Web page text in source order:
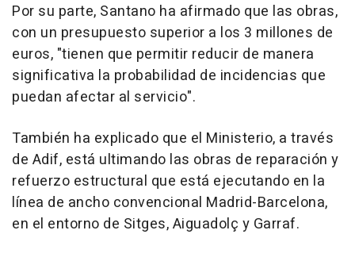
Por su parte, Santano ha afirmado que las obras,
con un presupuesto superior a los 3 millones de
euros, "tienen que permitir reducir de manera
significativa la probabilidad de incidencias que
puedan afectar al servicio".
También ha explicado que el Ministerio, a través
de Adif, está ultimando las obras de reparación y
refuerzo estructural que está ejecutando en la
línea de ancho convencional Madrid-Barcelona,
en el entorno de Sitges, Aiguadolç y Garraf.